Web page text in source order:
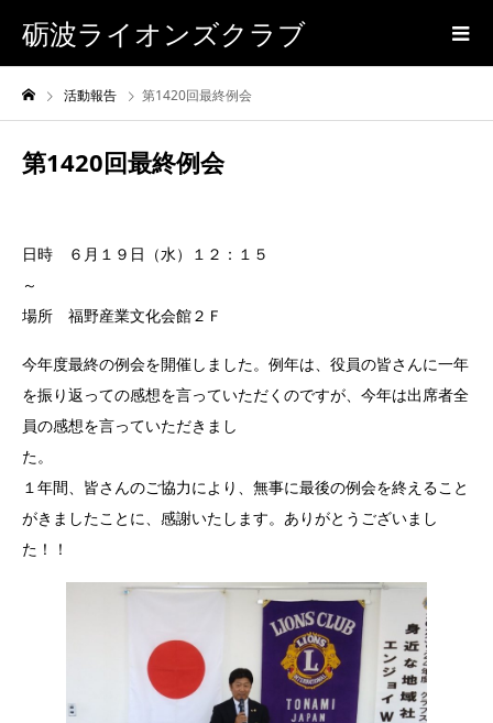
砺波ライオンズクラブ
活動報告 第1420回最終例会
第1420回最終例会
日時 ６月１９日（水）１２：１５
場所 福野産業文化会館２Ｆ
今年度最終の例会を開催しました。例年は、役員の皆さんに一年
を振り返っての感想を言っていただくのですが、今年は出席者全
員の感想を言っていただきまし
た
１年間、皆さんのご協力により、無事に最後の例会を終えること
がきましたことに、感謝いたします。ありがとうございまし
た！！